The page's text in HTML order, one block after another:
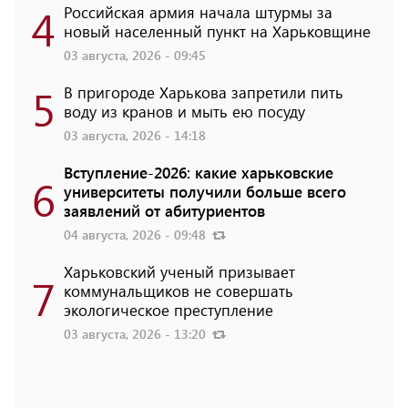
4 Российская армия начала штурмы за
новый населенный пункт на Харьковщине
03 августа, 2026 - 09:45
5 В пригороде Харькова запретили пить
воду из кранов и мыть ею посуду
03 августа, 2026 - 14:18
6 Вступление-2026: какие харьковские
университеты получили больше всего
заявлений от абитуриентов
04 августа, 2026 - 09:48
7 Харьковский ученый призывает
коммунальщиков не совершать
экологическое преступление
03 августа, 2026 - 13:20